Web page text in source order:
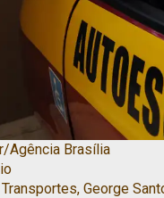
Agência Brasília
George